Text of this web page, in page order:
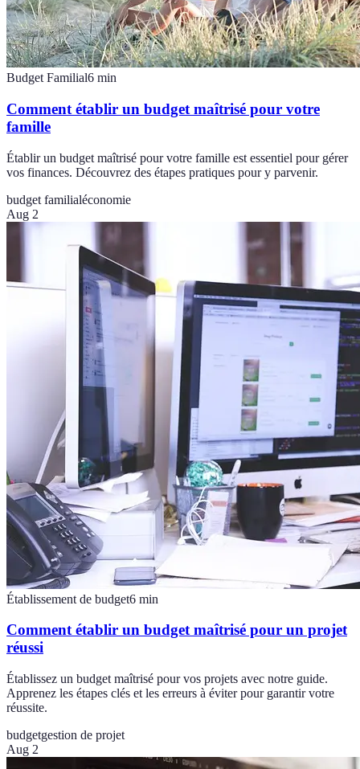
Budget Familial6 min
Comment établir un budget maîtrisé pour votre
famille
Établir un budget maîtrisé pour votre famille est essentiel pour gérer
vos finances. Découvrez des étapes pratiques pour y parvenir.
budget familialéconomie
Aug 2
Établissement de budget6 min
Comment établir un budget maîtrisé pour un projet
réussi
Établissez un budget maîtrisé pour vos projets avec notre guide.
Apprenez les étapes clés et les erreurs à éviter pour garantir votre
réussite.
budgetgestion de projet
Aug 2